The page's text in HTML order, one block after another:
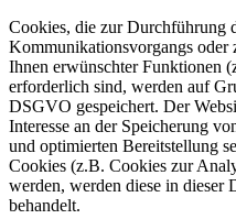
Cookies, die zur Durchführung
Kommunikationsvorgangs oder
Ihnen erwünschter Funktionen
erforderlich sind, werden auf
DSGVO gespeichert. Der
Interesse an der Speicherung
und optimierten Bereitstellung
Cookies (z.B. Cookies zur
werden, werden diese in dieser
behandelt.